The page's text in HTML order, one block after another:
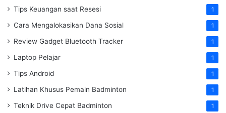
Tips Keuangan saat Resesi 1
Cara Mengalokasikan Dana Sosial 1
Review Gadget Bluetooth Tracker 1
Laptop Pelajar 1
Tips Android 1
Latihan Khusus Pemain Badminton 1
Teknik Drive Cepat Badminton 1